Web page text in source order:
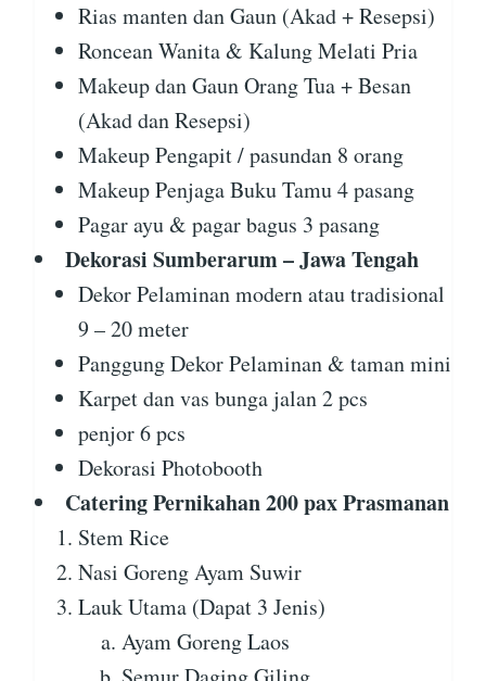
Rias manten dan Gaun (Akad + Resepsi)
Roncean Wanita & Kalung Melati Pria
Makeup dan Gaun Orang Tua + Besan
(Akad dan Resepsi)
Makeup Pengapit / pasundan 8 orang
Makeup Penjaga Buku Tamu 4 pasang
Pagar ayu & pagar bagus 3 pasang
Dekorasi Sumberarum – Jawa Tengah
Dekor Pelaminan modern atau tradisional
9 – 20 meter
Panggung Dekor Pelaminan & taman mini
Karpet dan vas bunga jalan 2 pcs
penjor 6 pcs
Dekorasi Photobooth
Catering Pernikahan 200 pax Prasmanan
Stem Rice
Nasi Goreng Ayam Suwir
Lauk Utama (Dapat 3 Jenis)
Ayam Goreng Laos